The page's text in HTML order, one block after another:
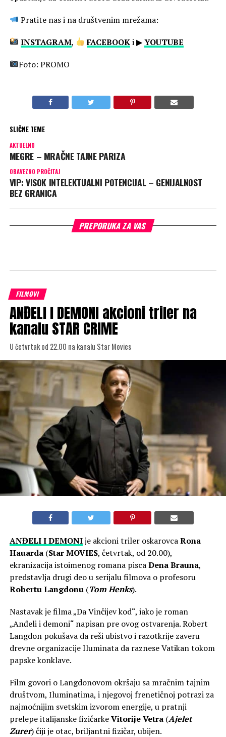
Pratite nas i na društvenim mrežama:
INSTAGRAM, FACEBOOKi ▶YOUTUBE
Foto: PROMO
SLIČNE TEME
AKTUELNO
MEGRE – MRAČNE TAJNE PARIZA
OBAVEZNO PROČITAJ
VIP: VISOK INTELEKTUALNI POTENCIJAL – GENIJALNOST
BEZ GRANICA
PREPORUKA ZA VAS
FILMOVI
ANĐELI I DEMONI akcioni triler na
kanalu STAR CRIME
U četvrtak od 22.00 na kanalu Star Movies
ANĐELI I DEMONIje akcioni triler oskarovcaRona
Hauarda(StarMOVIES, četvrtak, od 20.00),
ekranizacija istoimenog romana piscaDena Brauna,
predstavlja drugi deo u serijalu filmova o profesoru
Robertu Langdonu(Tom Henks).
Nastavak je filma „Da Vinčijev kod“, iako je roman
„Anđeli i demoni“ napisan pre ovog ostvarenja. Robert
Langdon pokušava da reši ubistvo i razotkrije zaveru
drevne organizacije Iluminata da raznese Vatikan tokom
papske konklave.
Film govori o Langdonovom okršaju sa mračnim tajnim
društvom, Iluminatima, i njegovoj frenetičnoj potrazi za
najmoćnijim svetskim izvorom energije, u pratnji
prelepe italijanske fizičarkeVitorije Vetra(Ajelet
Zurer) čiji je otac, briljantni fizičar, ubijen.